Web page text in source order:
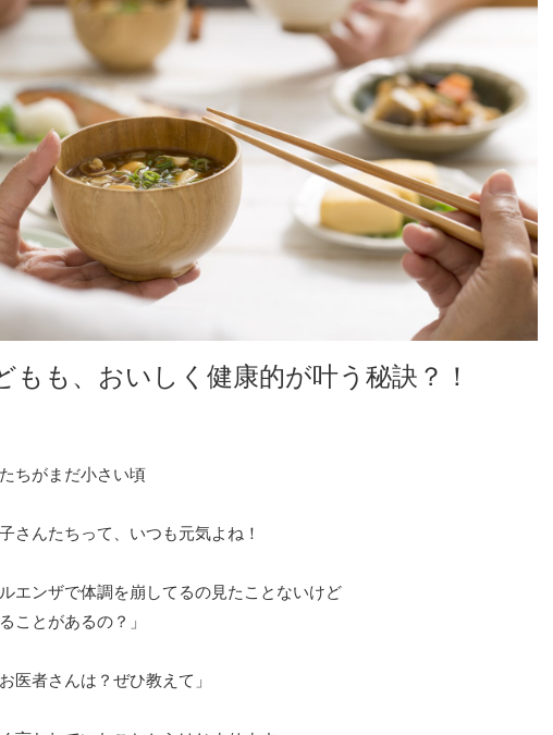
もも、おいしく健康的が叶う秘訣？！
ちがまだ小さい頃
さんたちって、いつも元気よね！
エンザで体調を崩してるの見たことないけど
ことがあるの？」
医者さんは？ぜひ教えて」